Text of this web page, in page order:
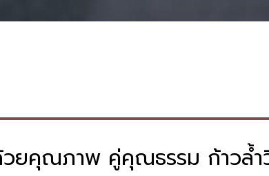
คุณภาพ คู่คุณธรรม ก้าวล้ำวิ